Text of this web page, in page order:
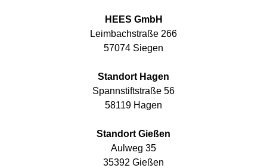
HEES GmbH
Leimbachstraße 266
57074 Siegen
Standort Hagen
Spannstiftstraße 56
58119 Hagen
Standort Gießen
Aulweg 35
35392 Gießen